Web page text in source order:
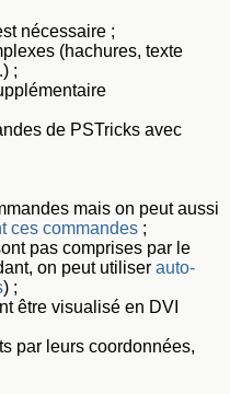
nécessaire ;
(hachures, texte
;
de PSTricks avec
mais on peut aussi
ces commandes;
pas comprises par le
on peut utiliser auto-
) ;
être visualisé en DVI
par leurs coordonnées,